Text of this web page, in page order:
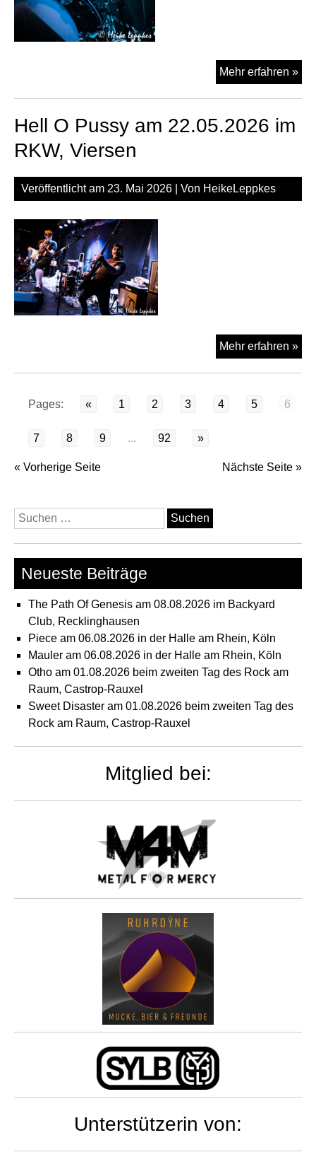
Mehr erfahren »
Hell O Pussy am 22.05.2026 im
RKW, Viersen
Veröffentlicht am 23. Mai 2026 | Von HeikeLeppkes
Mehr erfahren »
O
Pages: « 1 2 3 4 5 6
7 8 9 ... 92 »
Nächste Seite »
« Vorherige Seite
Suchen
nach:
Neueste Beiträge
The Path Of Genesis am 08.08.2026 im Backyard
Club, Recklinghausen
Piece am 06.08.2026 in der Halle am Rhein, Köln
Mauler am 06.08.2026 in der Halle am Rhein, Köln
Otho am 01.08.2026 beim zweiten Tag des Rock am
Raum, Castrop-Rauxel
Sweet Disaster am 01.08.2026 beim zweiten Tag des
Rock am Raum, Castrop-Rauxel
Mitglied bei:
Unterstützerin von: